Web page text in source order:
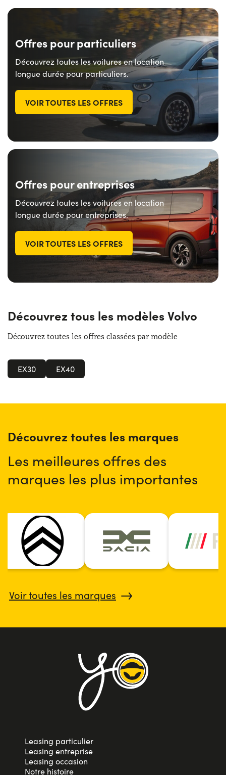
Offres pour particuliers
Découvrez toutes les voitures en location
longue durée pour particuliers.
VOIR TOUTES LES OFFRES
Offres pour entreprises
Découvrez toutes les voitures en location
longue durée pour entreprises.
VOIR TOUTES LES OFFRES
Découvrez tous les modèles Volvo
Découvrez toutes les offres classées par modèle
EX30 EX40
Découvrez toutes les marques
Les meilleures offres des
marques les plus importantes
Voir toutes les marques
Leasing particulier
Leasing entreprise
Leasing occasion
Notre histoire